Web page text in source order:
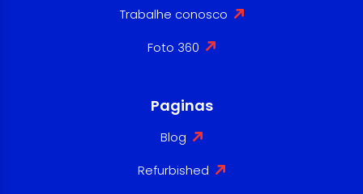
Trabalhe conosco
Foto 360
Paginas
Blog
Refurbished